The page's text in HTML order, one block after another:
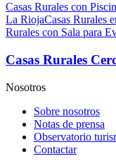
Casas Rurales con
La RiojaCasas Rurales
Rurales con Sala para
Casas Rurales
Nosotros
Sobre nosotros
Notas de prensa
Observatorio
Contactar